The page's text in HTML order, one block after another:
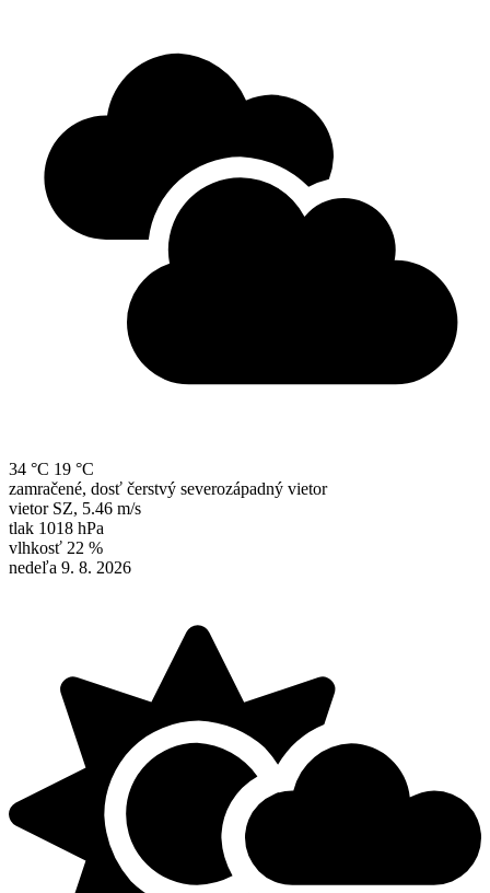
34 °C 19 °C
zamračené, dosť čerstvý severozápadný vietor
vietor SZ, 5.46 m/s
tlak 1018 hPa
vlhkosť 22 %
nedeľa 9. 8. 2026